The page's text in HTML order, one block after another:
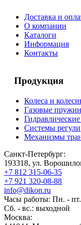
Доставка и
О компании
Каталоги
Информация
Контакты
Продукция
Колеса и
Газовые
Системы
Механизмы
Санкт-Петербург:
193318, ул.
+7 812 315-06-35
+7 921 320-08-88
info@dikon.ru
Часы работы: Пн. -
Сб. - вс.: выходной
Москва: